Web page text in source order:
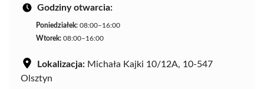
Godziny otwarcia:
Poniedziałek: 08:00–16:00
Wtorek: 08:00–16:00
Lokalizacja: Michała Kajki 10/12A, 10-547
Olsztyn